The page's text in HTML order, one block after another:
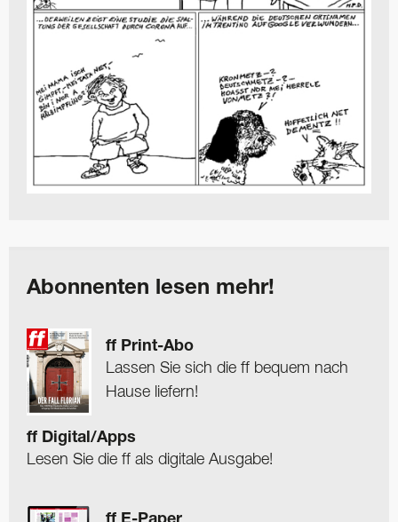
Abonnenten lesen mehr!
ff Print-Abo
Lassen Sie sich die ff bequem nach
Hause liefern!
ff Digital/Apps
Lesen Sie die ff als digitale Ausgabe!